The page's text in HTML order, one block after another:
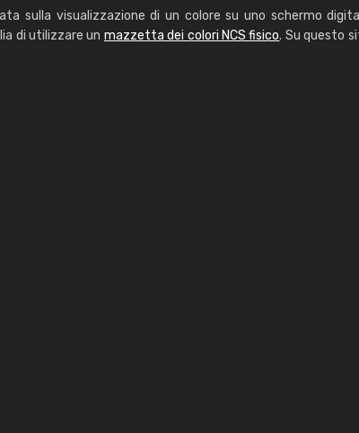
sulla visualizzazione di un colore su uno schermo
di utilizzare un mazzetta dei colori NCS fisico. Su questo